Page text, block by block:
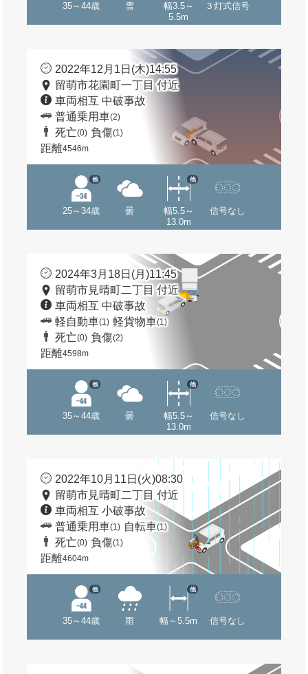
35～44歳 雪
幅3.5～
5.5m
３灯式信号
2022年12月1日(木)14:55
留萌市花園町一丁目 付近
車両相互 中破事故
普通乗用車(2)
死亡(0) 負傷(1)
距離4546m
25～34歳
他
曇
幅5.5～
13.0m
他
信号なし
2024年3月18日(月)11:45
留萌市見晴町二丁目 付近
車両相互 中破事故
軽自動車(1) 軽貨物車(1)
死亡(0) 負傷(2)
距離4598m
35～44歳
他
曇
幅5.5～
13.0m
他
信号なし
2022年10月11日(火)08:30
留萌市見晴町二丁目 付近
車両相互 小破事故
普通乗用車(1) 自転車(1)
死亡(0) 負傷(1)
距離4604m
35～44歳
他
雨 幅～5.5m
他
信号なし